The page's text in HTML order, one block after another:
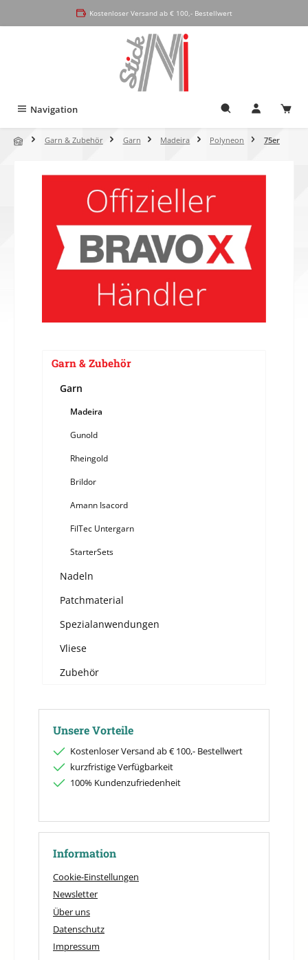
Kostenloser Versand ab € 100,- Bestellwert
Navigation
Garn & Zubehör Garn Madeira Polyneon 75er
Garn & Zubehör
Garn
Madeira
Gunold
Rheingold
Brildor
Amann Isacord
FilTec Untergarn
StarterSets
Nadeln
Patchmaterial
Spezialanwendungen
Vliese
Zubehör
Unsere Vorteile
Kostenloser Versand ab € 100,- Bestellwert
kurzfristige Verfügbarkeit
100% Kundenzufriedenheit
Information
Cookie-Einstellungen
Newsletter
Über uns
Datenschutz
Impressum